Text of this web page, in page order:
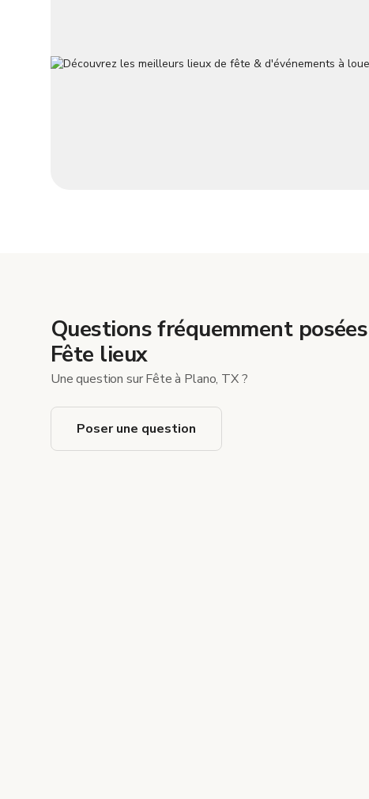
Questions fréquemment
Fête lieux
Une question sur Fête à Plano, TX ?
Poser une question